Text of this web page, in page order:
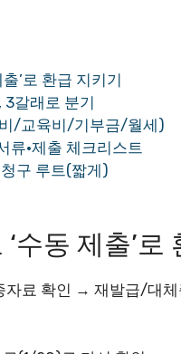
’로 환급 지키기
갈래로 분기
/교육비/기부금/월세)
류·제출 체크리스트
구 루트(짧게)
수동 제출’로
자료 확인 → 재발급/대